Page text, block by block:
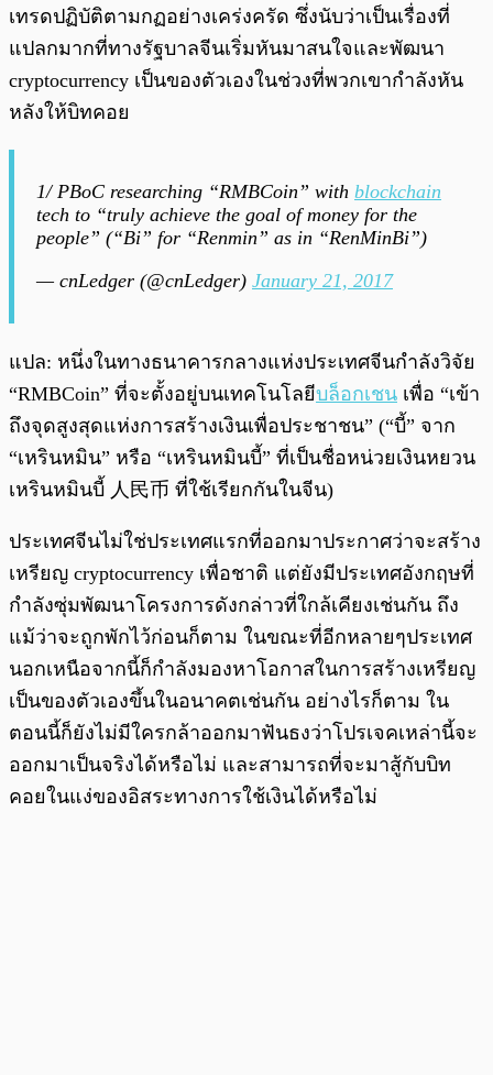
เทรดปฏิบัติตามกฏอย่างเคร่งครัด ซึ่งนับว่าเป็นเรื่องที่
แปลกมากที่ทางรัฐบาลจีนเริ่มหันมาสนใจและพัฒนา
cryptocurrency เป็นของตัวเองในช่วงที่พวกเขากำลังหัน
หลังให้บิทคอย
1/ PBoC researching “RMBCoin” with blockchain
tech to “truly achieve the goal of money for the
people” (“Bi” for “Renmin” as in “RenMinBi”)
— cnLedger (@cnLedger) January 21, 2017
แปล: หนึ่งในทางธนาคารกลางแห่งประเทศจีนกำลังวิจัย
“RMBCoin” ที่จะตั้งอยู่บนเทคโนโลยีบล็อกเชน เพื่อ “เข้า
ถึงจุดสูงสุดแห่งการสร้างเงินเพื่อประชาชน” (“บี้” จาก
“เหรินหมิน” หรือ “เหรินหมินบี้” ที่เป็นชื่อหน่วยเงินหยวน
เหรินหมินบี้ 人民币 ที่ใช้เรียกกันในจีน)
ประเทศจีนไม่ใช่ประเทศแรกที่ออกมาประกาศว่าจะสร้าง
เหรียญ cryptocurrency เพื่อชาติ แต่ยังมีประเทศอังกฤษที่
กำลังซุ่มพัฒนาโครงการดังกล่าวที่ใกล้เคียงเช่นกัน ถึง
แม้ว่าจะถูกพักไว้ก่อนก็ตาม ในขณะที่อีกหลายๆประเทศ
นอกเหนือจากนี้ก็กำลังมองหาโอกาสในการสร้างเหรียญ
เป็นของตัวเองขึ้นในอนาคตเช่นกัน อย่างไรก็ตาม ใน
ตอนนี้ก็ยังไม่มีใครกล้าออกมาฟันธงว่าโปรเจคเหล่านี้จะ
ออกมาเป็นจริงได้หรือไม่ และสามารถที่จะมาสู้กับบิท
คอยในแง่ของอิสระทางการใช้เงินได้หรือไม่